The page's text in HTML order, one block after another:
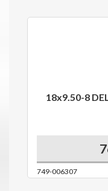
18x9.50-8
749-006307